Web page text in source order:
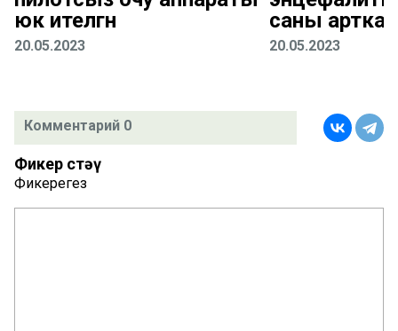
юк ителгән
20.05.2023
саны арткан
20.05.2023
Комментарий 0
Фикер өстәү
Фикерегез